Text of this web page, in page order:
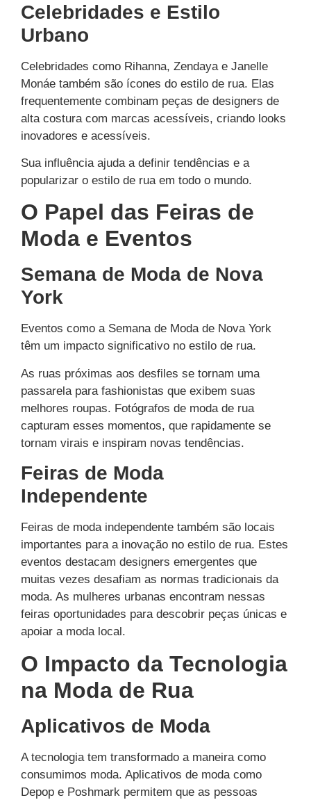
Celebridades e Estilo
Urbano
Celebridades como Rihanna, Zendaya e Janelle
Monáe também são ícones do estilo de rua. Elas
frequentemente combinam peças de designers de
alta costura com marcas acessíveis, criando looks
inovadores e acessíveis.
Sua influência ajuda a definir tendências e a
popularizar o estilo de rua em todo o mundo.
O Papel das Feiras de
Moda e Eventos
Semana de Moda de Nova
York
Eventos como a Semana de Moda de Nova York
têm um impacto significativo no estilo de rua.
As ruas próximas aos desfiles se tornam uma
passarela para fashionistas que exibem suas
melhores roupas. Fotógrafos de moda de rua
capturam esses momentos, que rapidamente se
tornam virais e inspiram novas tendências.
Feiras de Moda
Independente
Feiras de moda independente também são locais
importantes para a inovação no estilo de rua. Estes
eventos destacam designers emergentes que
muitas vezes desafiam as normas tradicionais da
moda. As mulheres urbanas encontram nessas
feiras oportunidades para descobrir peças únicas e
apoiar a moda local.
O Impacto da Tecnologia
na Moda de Rua
Aplicativos de Moda
A tecnologia tem transformado a maneira como
consumimos moda. Aplicativos de moda como
Depop e Poshmark permitem que as pessoas